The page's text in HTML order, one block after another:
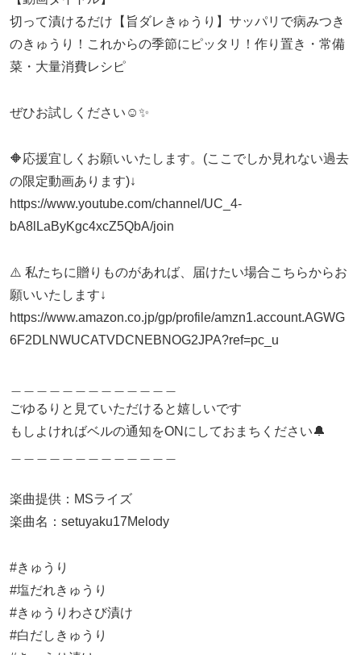
切って漬けるだけ【旨ダレきゅうり】サッパリで病みつき
のきゅうり！これからの季節にピッタリ！作り置き・常備
菜・大量消費レシピ
ぜひお試しください☺️✨
🔶応援宜しくお願いいたします。(ここでしか見れない過去
の限定動画あります)↓
https://www.youtube.com/channel/UC_4-
bA8lLaByKgc4xcZ5QbA/join
⚠️ 私たちに贈りものがあれば、届けたい場合こちらからお
願いいたします↓
https://www.amazon.co.jp/gp/profile/amzn1.account.AGWG
6F2DLNWUCATVDCNEBNOG2JPA?ref=pc_u
ごゆるりと見ていただけると嬉しいです
もしよければベルの通知をONにしておまちください🔔
楽曲提供：MSライズ
楽曲名：setuyaku17Melody
#きゅうり
#塩だれきゅうり
#きゅうりわさび漬け
#白だしきゅうり